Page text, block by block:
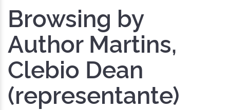
Browsing by
Author Martins,
Clebio Dean
(representante)